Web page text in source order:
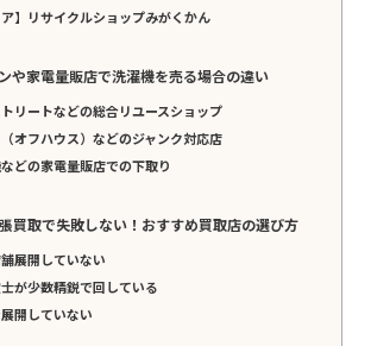
ア】リサイクルショップみがくかん
や家電量販店で洗濯機を売る場合の違い
リートなどの総合リユースショップ
オフハウス）などのジャンク対応店
どの家電量販店での下取り
買取で失敗しない！おすすめ買取店の選び方
展開していない
が少数精鋭で回している
開していない